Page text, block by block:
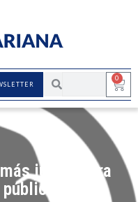
0
justo) para